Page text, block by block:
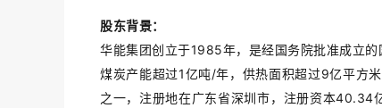
股东背景：
华能集团创立于1985年，是经国务院批准成立
煤炭产能超过1亿吨/年，供热面积超过9亿平方
之一，注册地在广东省深圳市，注册资本40.34